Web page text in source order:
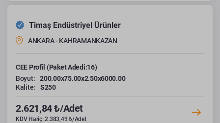
Timaş Endüstriyel Ürünler
ANKARA - KAHRAMANKAZAN
CEE Profil (Paket Adedi:16)
Boyut:
200.00x75.00x2.50x6000.00
Kalite:
S250
2.621,84 ₺/Adet
KDV Hariç: 2.383,49 ₺/Adet